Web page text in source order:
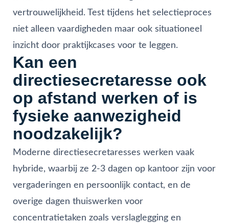
vertrouwelijkheid. Test tijdens het selectieproces
niet alleen vaardigheden maar ook situationeel
inzicht door praktijkcases voor te leggen.
Kan een
directiesecretaresse ook
op afstand werken of is
fysieke aanwezigheid
noodzakelijk?
Moderne directiesecretaresses werken vaak
hybride, waarbij ze 2-3 dagen op kantoor zijn voor
vergaderingen en persoonlijk contact, en de
overige dagen thuiswerken voor
concentratietaken zoals verslaglegging en